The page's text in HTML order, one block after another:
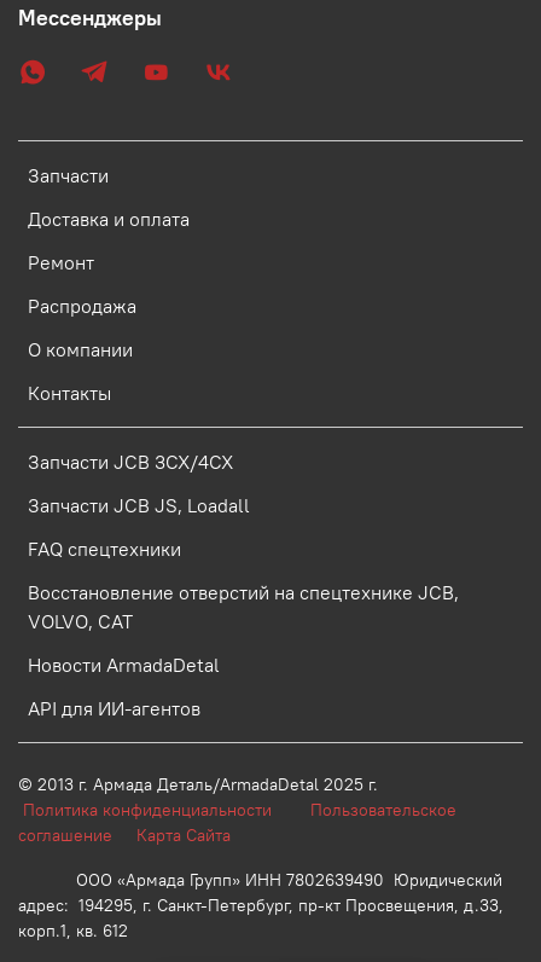
Запчасти
Доставка и оплата
Ремонт
Распродажа
О компании
Контакты
Запчасти JCB 3CX/4CX
Запчасти JCB JS, Loadall
FAQ спецтехники
Восстановление отверстий на спецтехнике JCB,
VOLVO, CAT
Новости ArmadaDetal
API для ИИ-агентов
Мессенджеры
© 2013 г. Армада Деталь/ArmadaDetal 2025 г.
Политика конфиденциальности
Пользовательское
соглашение Карта Сайта
ООО «Армада Групп» ИНН 7802639490 Юридический
адрес: 194295, г. Санкт-Петербург, пр-кт Просвещения, д.33,
корп.1, кв. 612